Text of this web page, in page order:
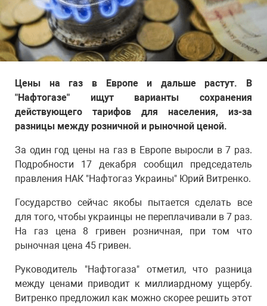
Цены на газ в Европе и дальше растут. В
"Нафтогазе" ищут варианты сохранения
действующего тарифов для населения, из-за
разницы между розничной и рыночной ценой.
За один год цены на газ в Европе выросли в 7 раз.
Подробности 17 декабря сообщил председатель
правления НАК "Нафтогаз Украины" Юрий Витренко.
Государство сейчас якобы пытается сделать все
для того, чтобы украинцы не переплачивали в 7 раз.
На газ цена 8 гривен розничная, при том что
рыночная цена 45 гривен.
Руководитель "Нафтогаза" отметил, что разница
между ценами приводит к миллиардному ущербу.
Витренко предложил как можно скорее решить этот